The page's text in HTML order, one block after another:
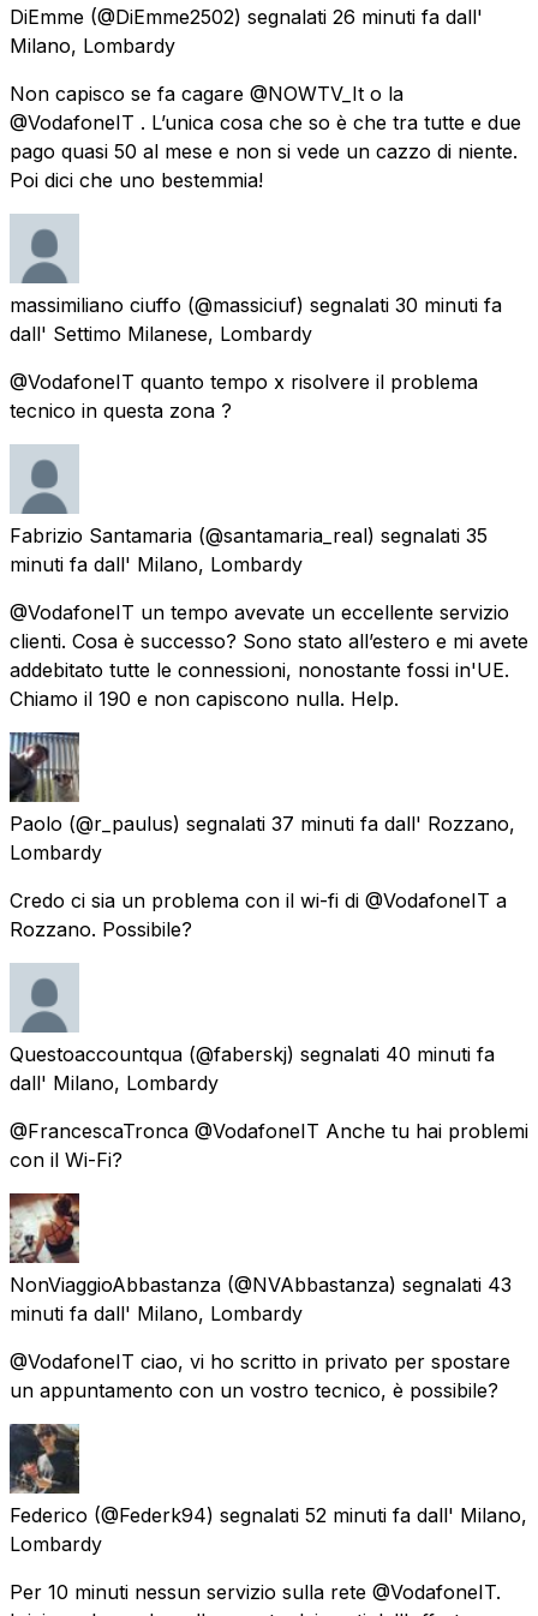
DiEmme (@DiEmme2502) segnalati 26 minuti fa dall'
Milano, Lombardy
Non capisco se fa cagare @NOWTV_It o la
@VodafoneIT . L’unica cosa che so è che tra tutte e due
pago quasi 50 al mese e non si vede un cazzo di niente.
Poi dici che uno bestemmia!
massimiliano ciuffo (@massiciuf) segnalati 30 minuti fa
dall' Settimo Milanese, Lombardy
@VodafoneIT quanto tempo x risolvere il problema
tecnico in questa zona ?
Fabrizio Santamaria (@santamaria_real) segnalati 35
minuti fa dall' Milano, Lombardy
@VodafoneIT un tempo avevate un eccellente servizio
clienti. Cosa è successo? Sono stato all’estero e mi avete
addebitato tutte le connessioni, nonostante fossi in'UE.
Chiamo il 190 e non capiscono nulla. Help.
Paolo (@r_paulus) segnalati 37 minuti fa dall' Rozzano,
Lombardy
Credo ci sia un problema con il wi-fi di @VodafoneIT a
Rozzano. Possibile?
Questoaccountqua (@faberskj) segnalati 40 minuti fa
dall' Milano, Lombardy
@FrancescaTronca @VodafoneIT Anche tu hai problemi
con il Wi-Fi?
NonViaggioAbbastanza (@NVAbbastanza) segnalati 43
minuti fa dall' Milano, Lombardy
@VodafoneIT ciao, vi ho scritto in privato per spostare
un appuntamento con un vostro tecnico, è possibile?
Federico (@Federk94) segnalati 52 minuti fa dall' Milano,
Lombardy
Per 10 minuti nessun servizio sulla rete @VodafoneIT.